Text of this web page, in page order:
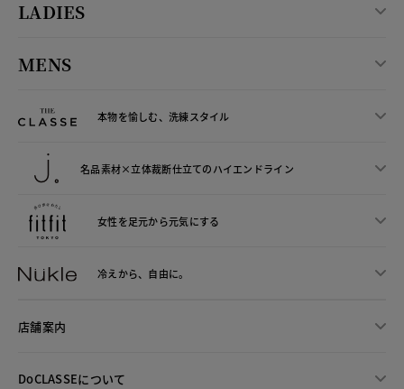
LADIES
MENS
本物を愉しむ、洗練スタイル
名品素材×立体裁断仕立てのハイエンドライン
女性を足元から元気にする
冷えから、 自由に。
店舗案内
DoCLASSEについて